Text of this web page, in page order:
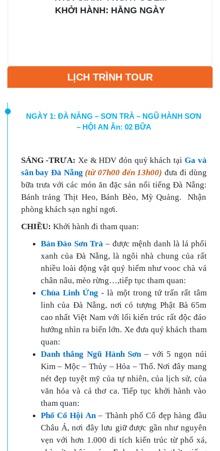
KHỞI HÀNH: HẰNG NGÀY
LỊCH TRÌNH TOUR
NGÀY 1: ĐÀ NẴNG – SƠN TRÀ – NGŨ HÀNH SƠN
– HỘI AN Ăn: 02 BỮA
SÁNG -TRƯA: Xe & HDV đón quý khách tại Ga và
sân bay Đà Nẵng (từ 07h00 đến 13h00) đưa đi dùng
bữa trưa với các món ăn đặc sản nổi tiếng Đà Nẵng:
Bánh tráng Thịt Heo, Bánh Bèo, Mỳ Quảng. Nhận
phòng khách sạn nghỉ ngơi.
CHIỀU: Khởi hành đi tham quan:
Bán Đảo Sơn Trà – được mệnh danh là lá phổi
xanh của Đà Nẵng, là ngôi nhà chung của rất
nhiều loài động vật quý hiếm như vooc chà vá
chân nâu, mèo rừng…,tiếp tục tham quan:
Chùa Linh Ứng - là một trong tứ trấn rất tâm
linh của Đà Nẵng, nơi có tượng Phật Bà 65m
cao nhất Việt Nam với lối kiến trúc rất độc đáo
hướng nhìn ra biển lớn. Xe đưa quý khách tham
quan:
Danh thắng Ngũ Hành Sơn– với 5 ngọn núi
Kim – Mộc – Thủy – Hỏa – Thổ. Nơi đây mang
nét đẹp tuyệt mỹ của tự nhiên, của lịch sử, của
văn hóa và cả thơ ca. Tiếp tục khởi hành vào
tham quan:
Phố Cổ Hội An– Thành phố Cổ đẹp hàng đầu
Châu Á, nơi đây lưu giữ được gần như nguyên
vẹn với hơn 1.000 di tích kiến trúc từ phố xá,